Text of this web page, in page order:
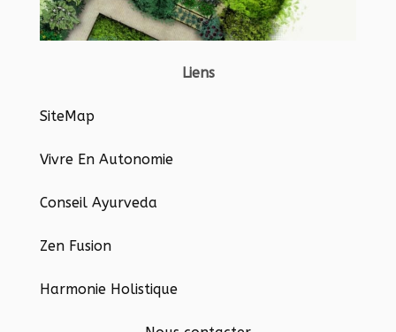
Liens
SiteMap
Vivre En Autonomie
Conseil Ayurveda
Zen Fusion
Harmonie Holistique